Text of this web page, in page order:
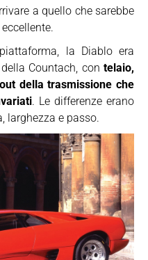
a quello che sarebbe
la Diablo era
Countach, con telaio,
della trasmissione che
. Le differenze erano
larghezza e passo.